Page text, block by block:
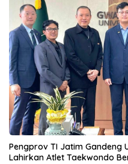
Pengprov TI Jatim Gandeng
Lahirkan Atlet Taekwondo